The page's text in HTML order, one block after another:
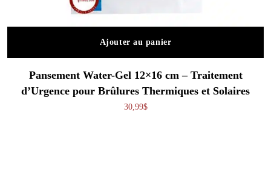
Ajouter au panier
Pansement Water-Gel 12×16 cm – Traitement
d’Urgence pour Brûlures Thermiques et Solaires
30,99$